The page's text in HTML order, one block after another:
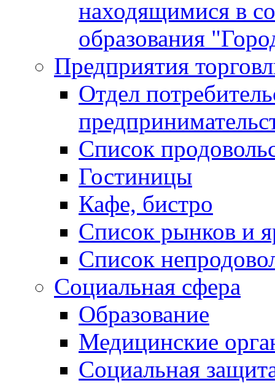
находящимися в
образования
Предприятия
Отдел
Список
Гостиницы
Кафе, бистро
Cписок рынков и
Список
Социальная сфера
Образование
Медицинские
Социальная